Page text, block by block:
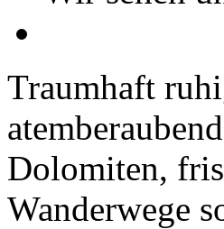
Traumhaft
Dolomiten,
Wanderwege